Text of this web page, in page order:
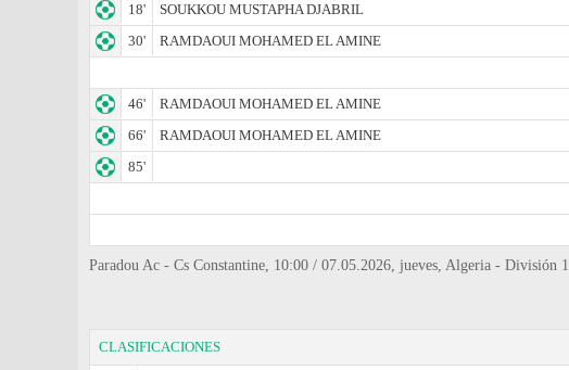
18'
SOUKKOU MUSTAPHA DJABRIL
30'
RAMDAOUI MOHAMED EL AMINE
46'
RAMDAOUI MOHAMED EL AMINE
66'
RAMDAOUI MOHAMED EL AMINE
85'
Paradou Ac - Cs Constantine, 10:00 / 07.05.2026, jueves, Algeria - División 1
CLASIFICACIONES